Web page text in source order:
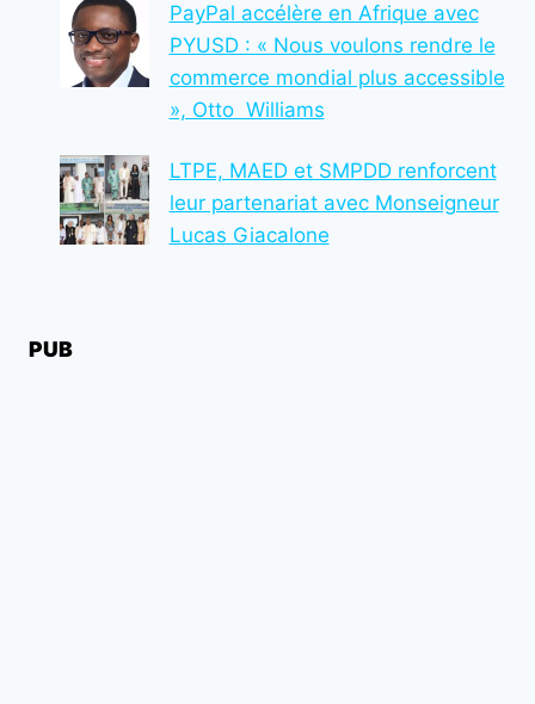
PayPal accélère en Afrique avec
PYUSD : « Nous voulons rendre le
commerce mondial plus accessible
», Otto Williams
LTPE, MAED et SMPDD renforcent
leur partenariat avec Monseigneur
Lucas Giacalone
PUB